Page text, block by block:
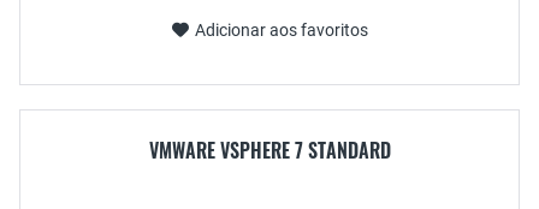
Adicionar aos favoritos
VMWARE VSPHERE 7 STANDARD